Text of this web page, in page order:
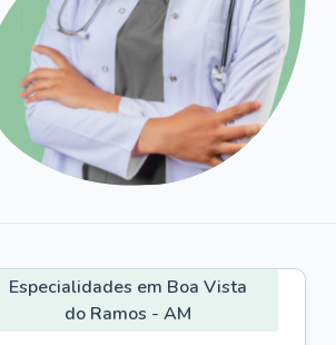
Especialidades em Boa Vista
do Ramos - AM